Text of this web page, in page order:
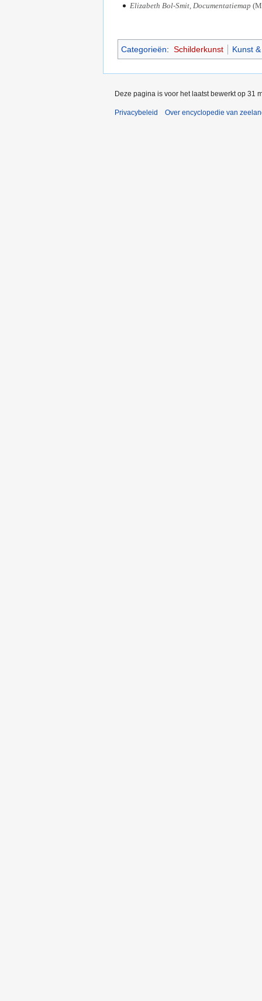
Elizabeth Bol-Smit, Documentatiemap
Categorieën: Schilderkunst Kunst
Deze pagina is voor het laatst bewerkt op 31
Privacybeleid Over encyclopedie van